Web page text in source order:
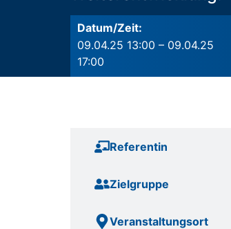
Datum/Zeit:
09.04.25 13:00 – 09.04.25
17:00
Referentin
Zielgruppe
Veranstaltungsort